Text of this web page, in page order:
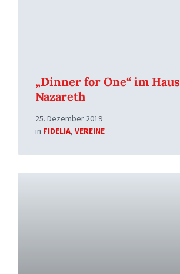
„Dinner for One“ im Haus
Nazareth
25. Dezember 2019
in FIDELIA, VEREINE